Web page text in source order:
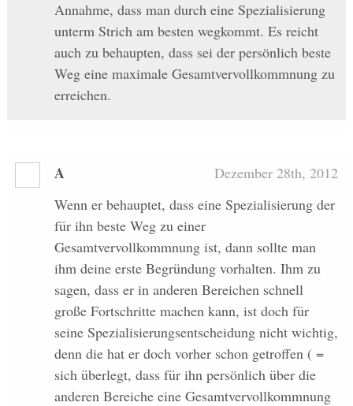
Annahme, dass man durch eine Spezialisierung
unterm Strich am besten wegkommt. Es reicht
auch zu behaupten, dass sei der persönlich beste
Weg eine maximale Gesamtvervollkommnung zu
erreichen.
A
Dezember 28th, 2012
Wenn er behauptet, dass eine Spezialisierung der
für ihn beste Weg zu einer
Gesamtvervollkommnung ist, dann sollte man
ihm deine erste Begründung vorhalten. Ihm zu
sagen, dass er in anderen Bereichen schnell
große Fortschritte machen kann, ist doch für
seine Spezialisierungsentscheidung nicht wichtig,
denn die hat er doch vorher schon getroffen ( =
sich überlegt, dass für ihn persönlich über die
anderen Bereiche eine Gesamtvervollkommnung